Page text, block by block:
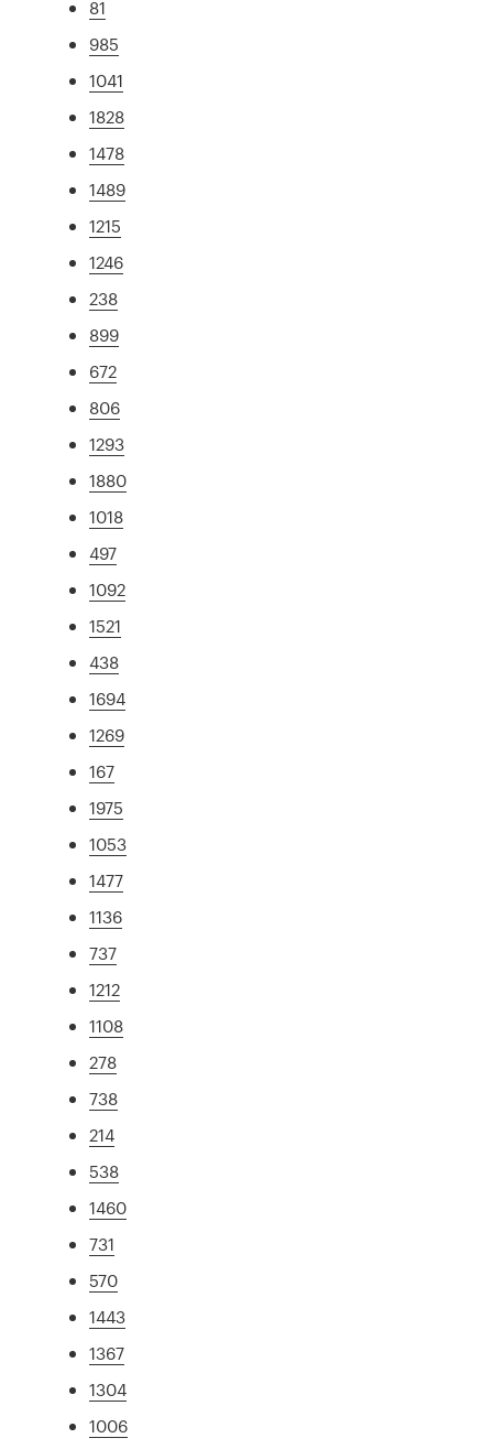
81
985
1041
1828
1478
1489
1215
1246
238
899
672
806
1293
1880
1018
497
1092
1521
438
1694
1269
167
1975
1053
1477
1136
737
1212
1108
278
738
214
538
1460
731
570
1443
1367
1304
1006